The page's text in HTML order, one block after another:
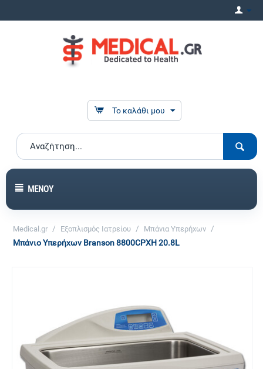
Το καλάθι μου
ΜΕΝΟΎ
Medical.gr / Εξοπλισμός Ιατρείου / Μπάνια Υπερήχων /
Μπάνιο Υπερήχων Branson 8800CPXH 20.8L